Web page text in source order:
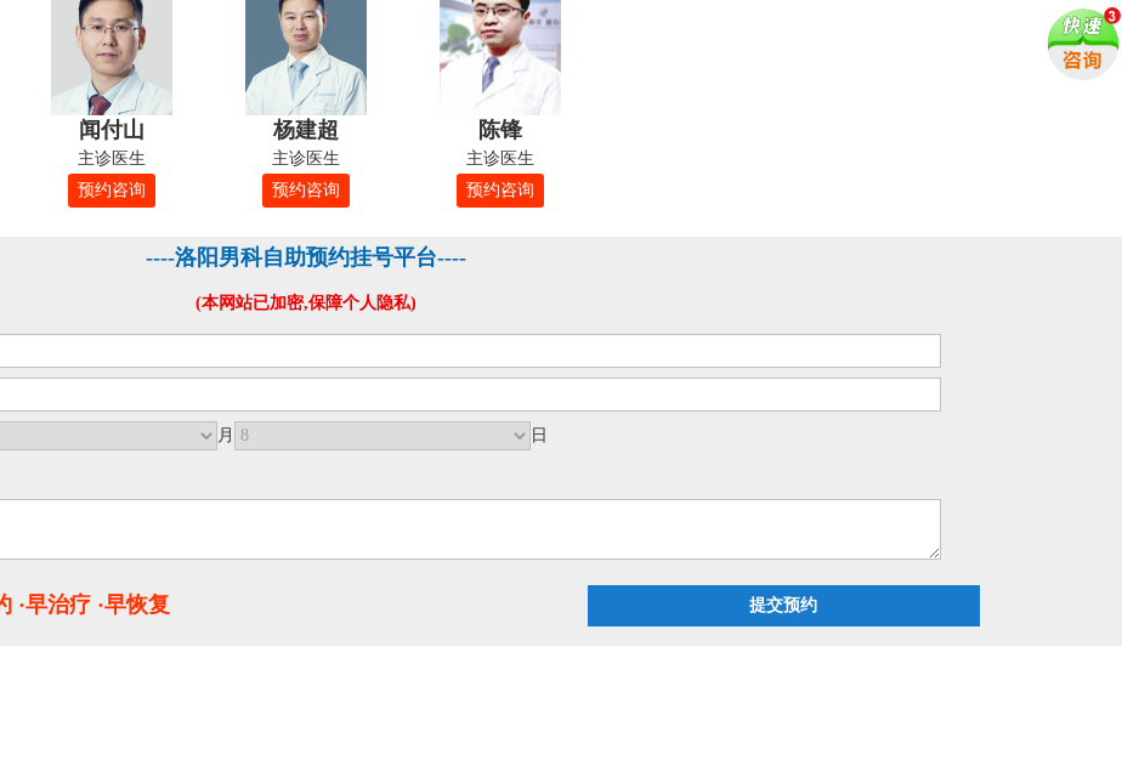
闻付山
主诊医生
预约咨询
杨建超
主诊医生
预约咨询
陈锋
主诊医生
预约咨询
----洛阳男科自助预约挂号平台----
(本网站已加密,保障个人隐私)
月 日
·早治疗 ·早恢复